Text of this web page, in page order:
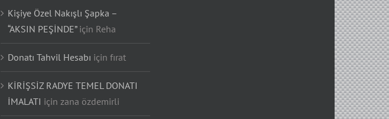
Kişiye Özel Nakışlı Şapka –
“AKSIN PEŞİNDE”için Reha
Donatı Tahvil Hesabı için fırat
KİRİŞSİZ RADYE TEMEL DONATI
İMALATI için zana özdemirli